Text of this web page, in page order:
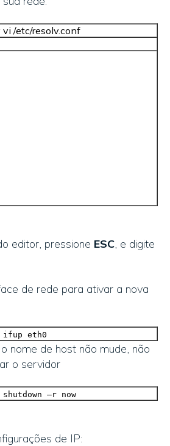
/etc/resolv.conf
editor, pressione ESC, e digite
de rede para ativar a nova
ifup eth0
nome de host não mude, não
o servidor
–r now
de IP: